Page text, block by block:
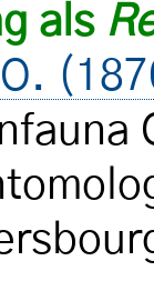
als